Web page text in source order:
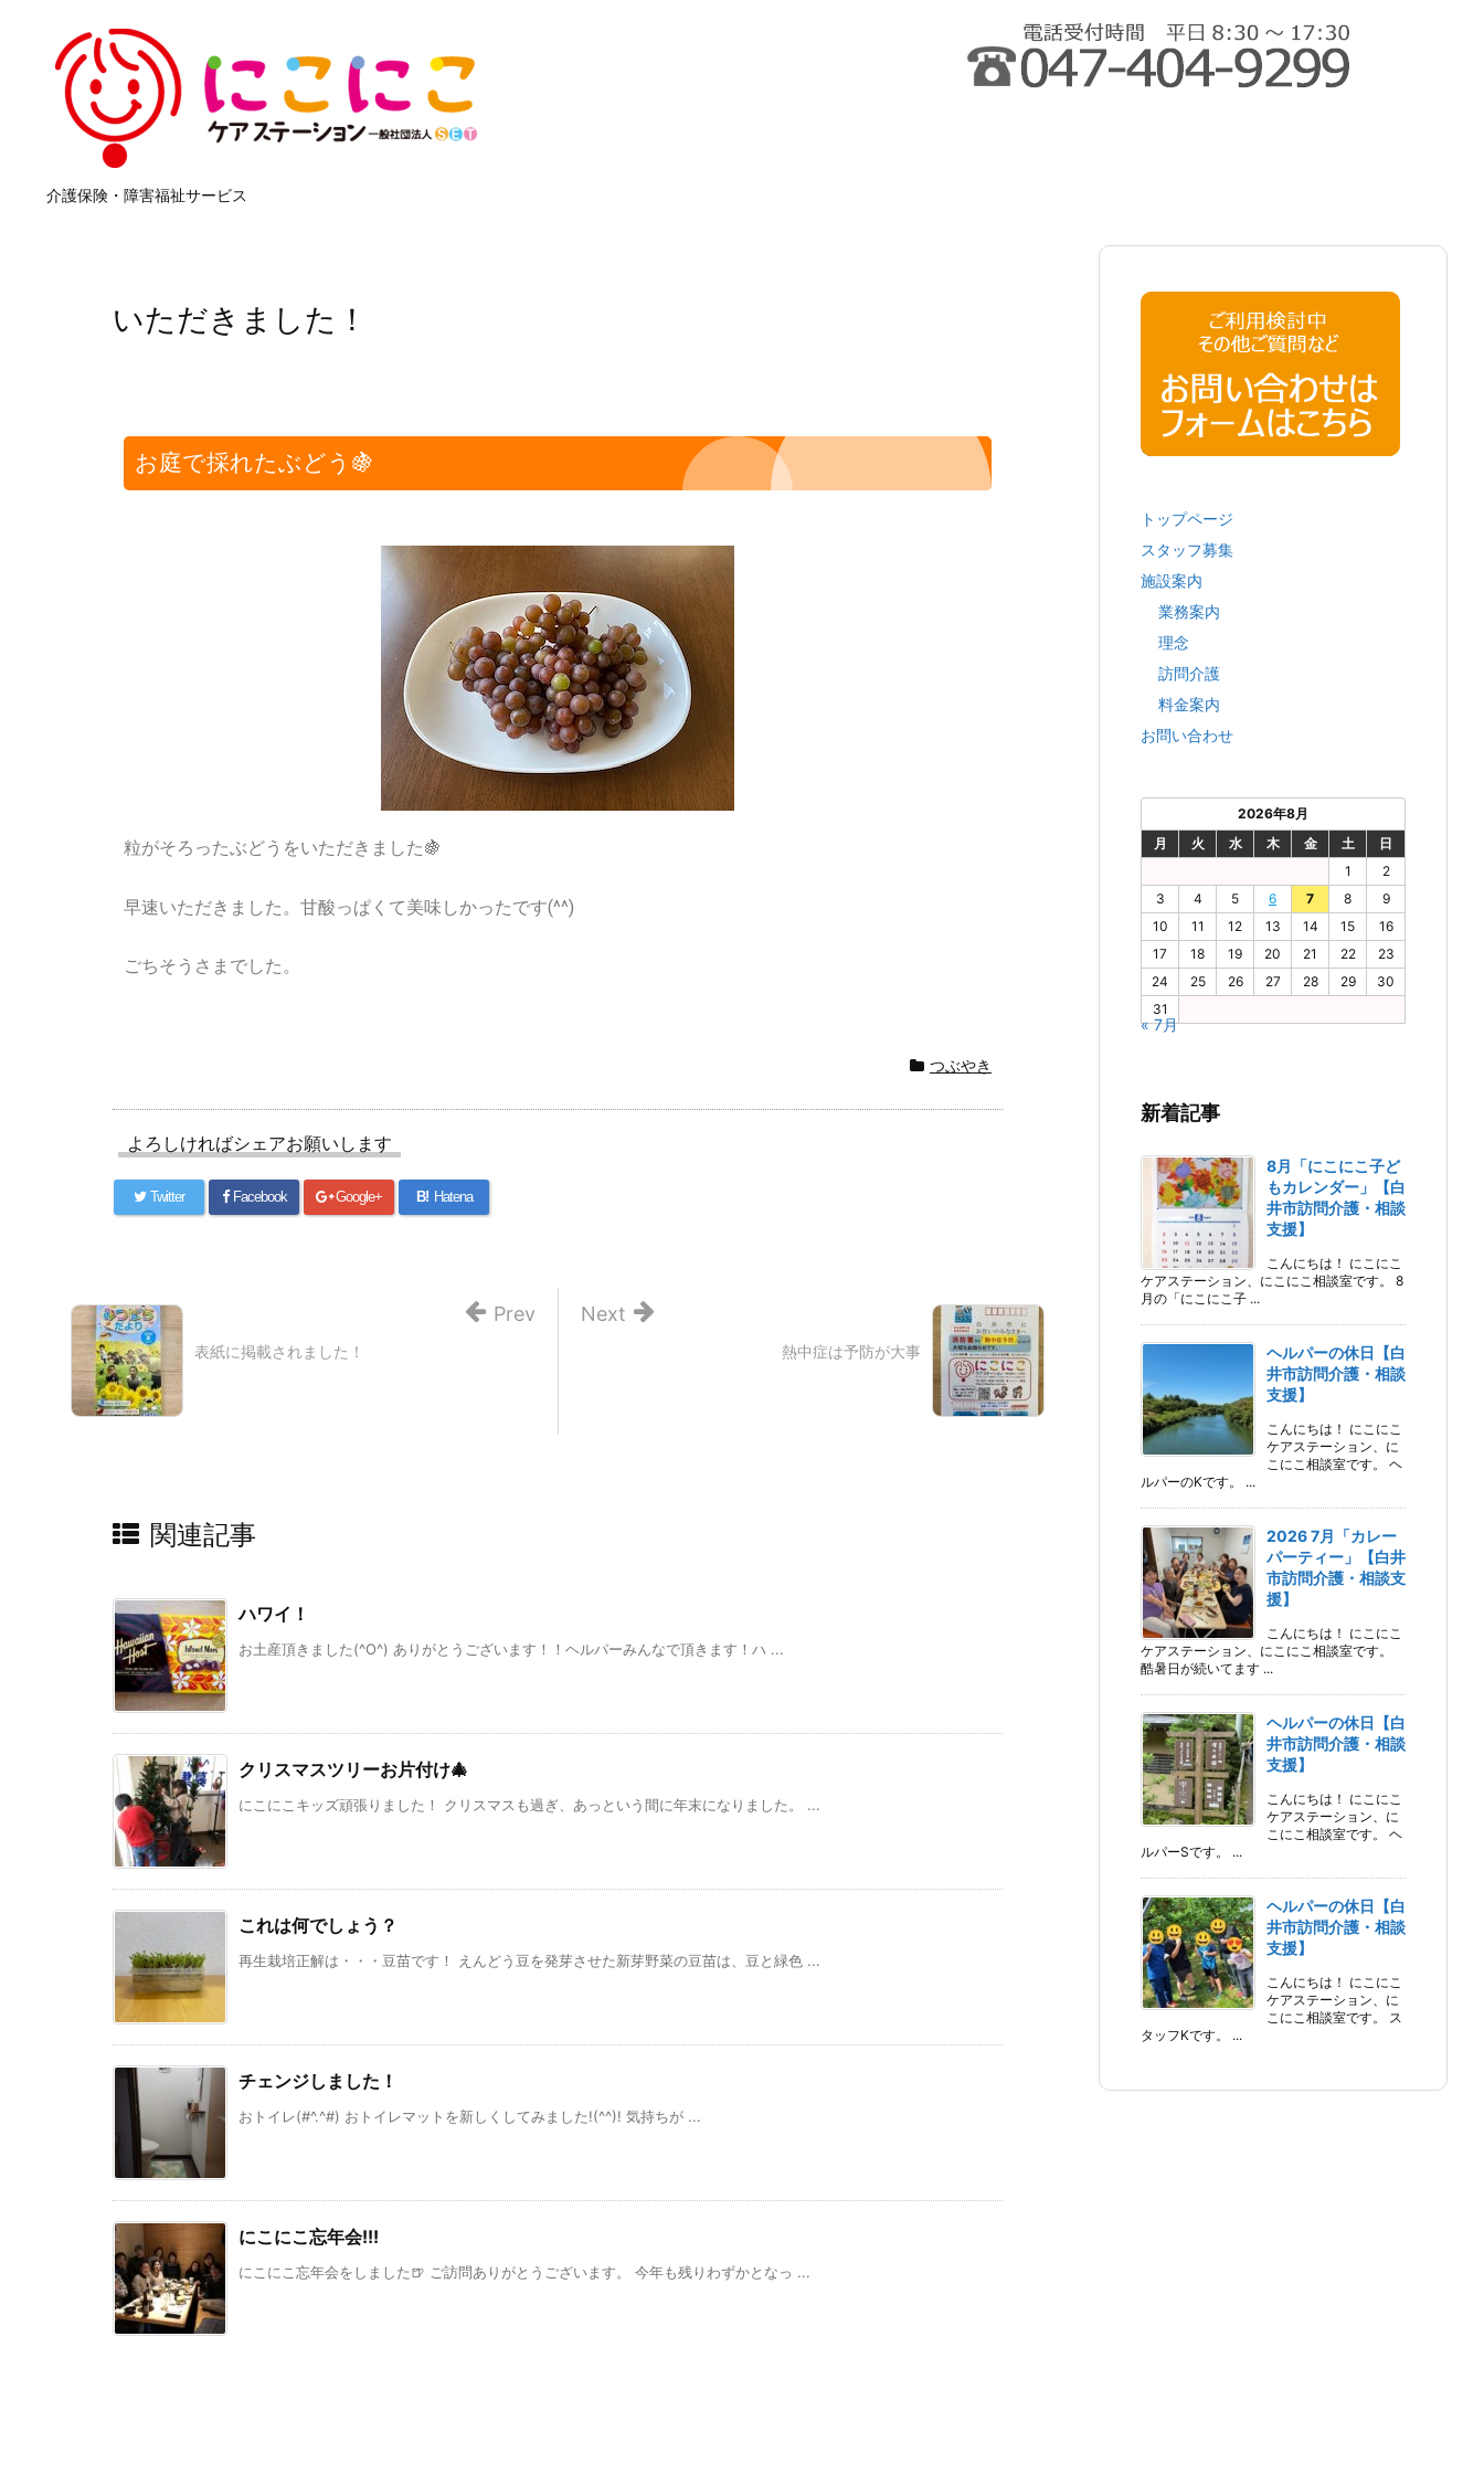
介護保険・障害福祉サービス
いただきました！
お庭で採れたぶどう🍇
粒がそろったぶどうをいただきました🍇
早速いただきました。甘酸っぱくて美味しかったです(^^)
ごちそうさまでした。
つぶやき
よろしければシェアお願いします
Twitter Facebook Google+ B! Hatena
熱中症は予防が大事
Next
表紙に掲載されました！
Prev
関連記事
ハワイ！
お土産頂きました(^O^) ありがとうございます！！ヘルパーみんなで頂きます！ハ ...
クリスマスツリーお片付け🎄
にこにこキッズ頑張りました！ クリスマスも過ぎ、あっという間に年末になりました。 ...
これは何でしょう？
再生栽培正解は・・・豆苗です！ えんどう豆を発芽させた新芽野菜の豆苗は、豆と緑色 ...
チェンジしました！
おトイレ(#^.^#) おトイレマットを新しくしてみました!(^^)! 気持ちが ...
にこにこ忘年会!!!
にこにこ忘年会をしました🍺 ご訪問ありがとうございます。 今年も残りわずかとなっ ...
トップページ
スタッフ募集
施設案内
業務案内
理念
訪問介護
料金案内
お問い合わせ
2026年8月
月
火 水 木 金 土
日
1
2
3
4 5 6 7 8
9
10
11 12 13 14 15
16
17
18 19 20 21 22
23
24
25 26 27 28 29
30
31
« 7月
新着記事
8月「にこにこ子ど
もカレンダー」【白
井市訪問介護・相談
支援】
こんにちは！ にこにこ
ケアステーション、にこにこ相談室です。 8
月の「にこにこ子 ...
ヘルパーの休日【白
井市訪問介護・相談
支援】
こんにちは！ にこにこ
ケアステーション、に
こにこ相談室です。 ヘ
ルパーのKです。 ...
2026 7月「カレー
パーティー」【白井
市訪問介護・相談支
援】
こんにちは！ にこにこ
ケアステーション、にこにこ相談室です。
酷暑日が続いてます ...
ヘルパーの休日【白
井市訪問介護・相談
支援】
こんにちは！ にこにこ
ケアステーション、に
こにこ相談室です。 ヘ
ルパーSです。 ...
ヘルパーの休日【白
井市訪問介護・相談
支援】
こんにちは！ にこにこ
ケアステーション、に
こにこ相談室です。 ス
タッフKです。 ...